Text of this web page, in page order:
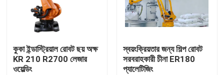
আমাদের সাথে যোগাযোগ
মামলা
কুকা ইন্ডাস্ট্রিয়াল রোবট ছয় অক্ষ
KR 210 R2700 লেজার
ওয়েল্ডিং
স্বয়ংক্রিয়তার জন্য শিল্প রোবট
সরবরাহকারী চীনা ER180
প্যালেটিজিং